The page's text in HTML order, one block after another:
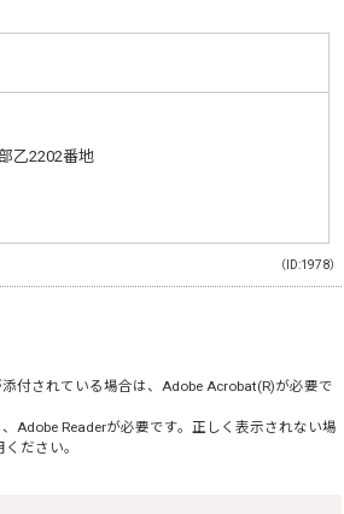
乙2202番地
（ID:1978）
付されている場合は、Adobe Acrobat(R)が必要で
、Adobe Readerが必要です。正しく表示されない場
ださい。